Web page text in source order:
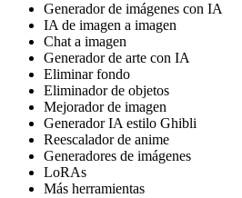
Generador de imágenes con IA
IA de imagen a imagen
Chat a imagen
Generador de arte con IA
Eliminar fondo
Eliminador de objetos
Mejorador de imagen
Generador IA estilo Ghibli
Reescalador de anime
Generadores de imágenes
LoRAs
Más herramientas